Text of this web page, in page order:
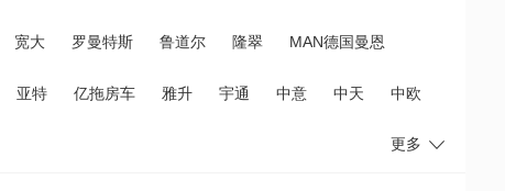
宽大 罗曼特斯 鲁道尔 隆翠 MAN德国曼恩
亚特 亿拖房车 雅升 宇通 中意 中天 中欧
更多